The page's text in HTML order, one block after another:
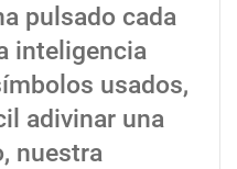
pulsado cada
inteligencia
usados,
adivinar una
nuestra